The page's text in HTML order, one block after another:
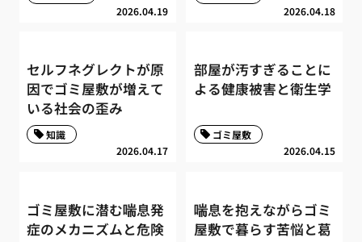
2026.04.19 2026.04.18
セルフネグレクトが原
因でゴミ屋敷が増えて
いる社会の歪み
2026.04.17
知識
部屋が汚すぎることに
よる健康被害と衛生学
2026.04.15
ゴミ屋敷
ゴミ屋敷に潜む喘息発
症のメカニズムと危険
喘息を抱えながらゴミ
屋敷で暮らす苦悩と葛